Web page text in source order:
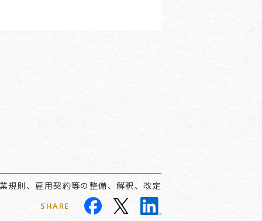
規則、雇用契約等の整備、解釈、改定
SHARE